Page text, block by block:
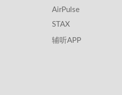
AirPulse
STAX
辅听APP